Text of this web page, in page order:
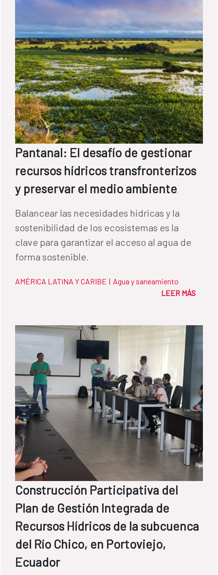
Pantanal: El desafío de gestionar
recursos hídricos transfronterizos
y preservar el medio ambiente
Balancear las necesidades hídricas y la
sostenibilidad de los ecosistemas es la
clave para garantizar el acceso al agua de
forma sostenible.
AMÉRICA LATINA Y CARIBE | Agua y saneamiento
LEER MÁS
Construcción Participativa del
Plan de Gestión Integrada de
Recursos Hídricos de la subcuenca
del Río Chico, en Portoviejo,
Ecuador